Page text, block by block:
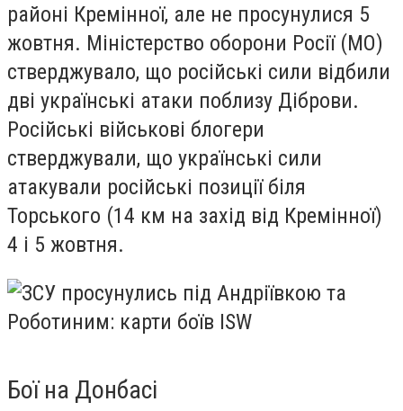
районі Кремінної, але не просунулися 5
жовтня. Міністерство оборони Росії (МО)
стверджувало, що російські сили відбили
дві українські атаки поблизу Діброви.
Російські військові блогери
стверджували, що українські сили
атакували російські позиції біля
Торського (14 км на захід від Кремінної)
4 і 5 жовтня.
Бої на Донбасі